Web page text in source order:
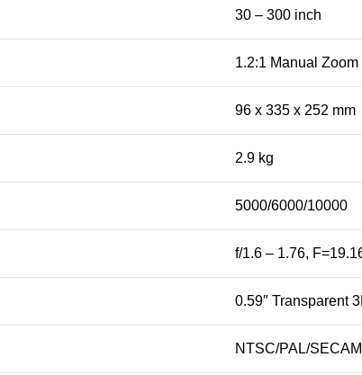
30 – 300 inch
1.2:1 Manual
96 x 335 x 252 mm
2.9 kg
5000/6000/10000
f/1.6 – 1.76,
0.59″ Transparent
NTSC/PAL/SECAM